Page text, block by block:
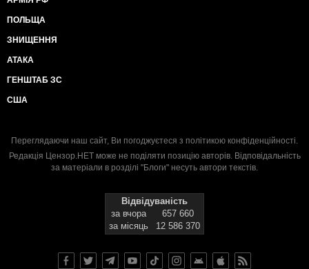
ПОЛЬЩА
ЗНИЩЕННЯ
АТАКА
ГЕНШТАБ ЗС
США
Переглядаючи наш сайт, Ви погоджуєтеся з політикою конфіденційності.
Редакція Цензор.НЕТ може не поділяти позицію авторів. Відповідальність
за матеріали в розділі "Блоги" несуть автори текстів.
Відвідуваність
за вчора
657 660
за місяць
12 586 370